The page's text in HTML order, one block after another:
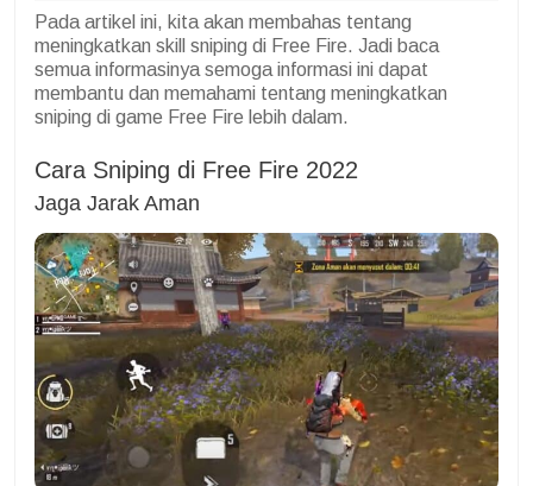
Pada artikel ini, kita akan membahas tentang
meningkatkan skill sniping di Free Fire. Jadi baca
semua informasinya semoga informasi ini dapat
membantu dan memahami tentang meningkatkan
sniping di game Free Fire lebih dalam.
Cara Sniping di Free Fire 2022
Jaga Jarak Aman